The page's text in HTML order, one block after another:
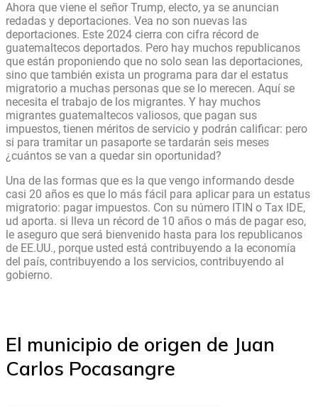
Ahora que viene el señor Trump, electo, ya se anuncian
redadas y deportaciones. Vea no son nuevas las
deportaciones. Este 2024 cierra con cifra récord de
guatemaltecos deportados. Pero hay muchos republicanos
que están proponiendo que no solo sean las deportaciones,
sino que también exista un programa para dar el estatus
migratorio a muchas personas que se lo merecen. Aquí se
necesita el trabajo de los migrantes. Y hay muchos
migrantes guatemaltecos valiosos, que pagan sus
impuestos, tienen méritos de servicio y podrán calificar: pero
si para tramitar un pasaporte se tardarán seis meses
¿cuántos se van a quedar sin oportunidad?
Una de las formas que es la que vengo informando desde
casi 20 años es que lo más fácil para aplicar para un estatus
migratorio: pagar impuestos. Con su número ITIN o Tax IDE,
ud aporta. si lleva un récord de 10 años o más de pagar eso,
le aseguro que será bienvenido hasta para los republicanos
de EE.UU., porque usted está contribuyendo a la economía
del país, contribuyendo a los servicios, contribuyendo al
gobierno.
El municipio de origen de Juan
Carlos Pocasangre